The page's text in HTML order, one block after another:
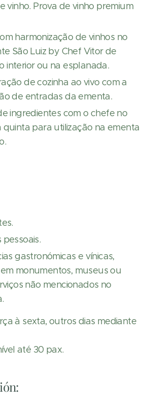
vinho. Prova de vinho premium
harmonização de vinhos no
São Luiz by Chef Vitor de
interior ou na esplanada.
de cozinha ao vivo com a
de entradas da ementa.
ingredientes com o chefe no
quinta para utilização na ementa
pessoais.
gastronómicas e vínicas,
monumentos, museus ou
não mencionados no
à sexta, outros dias mediante
até 30 pax.